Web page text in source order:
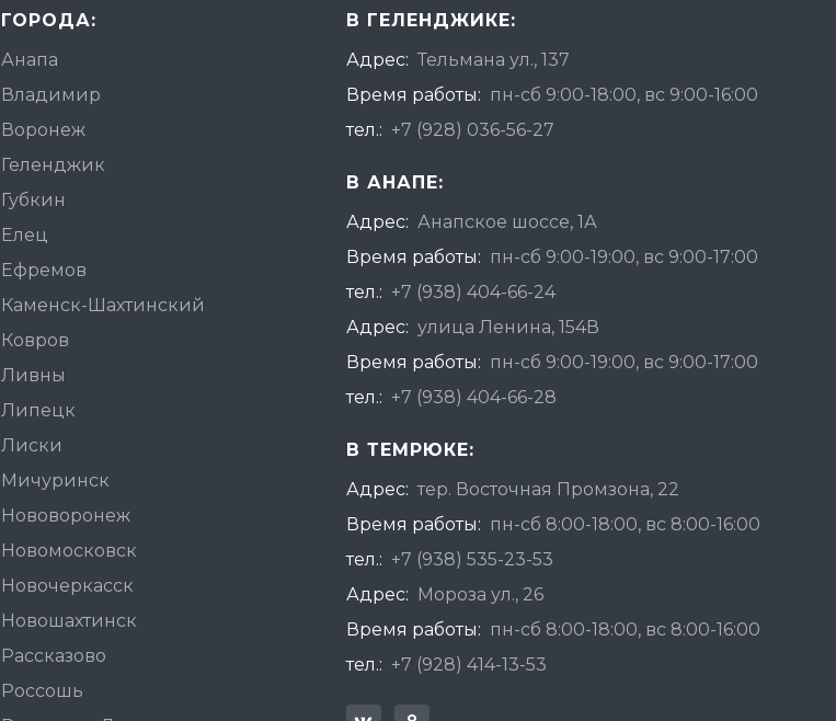
ГОРОДА:
Анапа
Владимир
Воронеж
Геленджик
Губкин
Елец
Ефремов
Каменск-Шахтинский
Ковров
Ливны
Липецк
Лиски
Мичуринск
Нововоронеж
Новомосковск
Новочеркасск
Новошахтинск
Рассказово
Россошь
В ГЕЛЕНДЖИКЕ:
Адрес: Тельмана ул., 137
Время работы: пн-сб 9:00-18:00, вс 9:00-16:00
тел.: +7 (928) 036-56-27
В АНАПЕ:
Адрес: Анапское шоссе, 1А
Время работы: пн-сб 9:00-19:00, вс 9:00-17:00
тел.: +7 (938) 404-66-24
Адрес: улица Ленина, 154В
Время работы: пн-сб 9:00-19:00, вс 9:00-17:00
тел.: +7 (938) 404-66-28
В ТЕМРЮКЕ:
Адрес: тер. Восточная Промзона, 22
Время работы: пн-сб 8:00-18:00, вс 8:00-16:00
тел.: +7 (938) 535-23-53
Адрес:
Мороза ул., 26
Время работы: пн-сб 8:00-18:00, вс 8:00-16:00
тел.: +7 (928) 414-13-53